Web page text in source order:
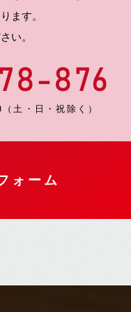
ます。
い。
876
土・日・祝除く）
ォーム